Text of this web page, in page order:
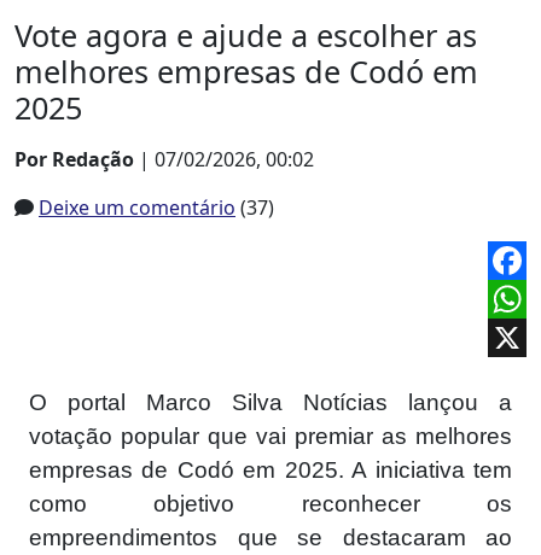
Vote agora e ajude a escolher as
melhores empresas de Codó em
2025
Por Redação | 07/02/2026, 00:02
Deixe um comentário (37)
O portal Marco Silva Notícias lançou a
votação popular que vai premiar as melhores
empresas de Codó em 2025. A iniciativa tem
como objetivo reconhecer os
empreendimentos que se destacaram ao